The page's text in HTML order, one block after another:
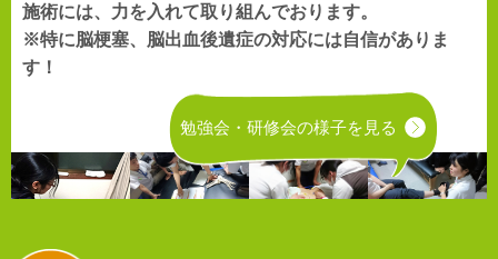
施術には、力を入れて取り組んでおります。
※特に脳梗塞、脳出血後遺症の対応には自信がありま
す！
勉強会・研修会の様子を見る